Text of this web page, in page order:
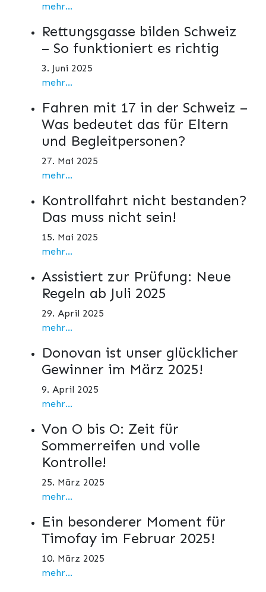
mehr...
Rettungsgasse bilden Schweiz
– So funktioniert es richtig
3. Juni 2025
mehr...
Fahren mit 17 in der Schweiz –
Was bedeutet das für Eltern
und Begleitpersonen?
27. Mai 2025
mehr...
Kontrollfahrt nicht bestanden?
Das muss nicht sein!
15. Mai 2025
mehr...
Assistiert zur Prüfung: Neue
Regeln ab Juli 2025
29. April 2025
mehr...
Donovan ist unser glücklicher
Gewinner im März 2025!
9. April 2025
mehr...
Von O bis O: Zeit für
Sommerreifen und volle
Kontrolle!
25. März 2025
mehr...
Ein besonderer Moment für
Timofay im Februar 2025!
10. März 2025
mehr...